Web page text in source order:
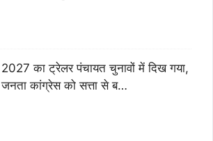
2027 का ट्रेलर पंचायत चुनावों में दिख गया,
जनता कांग्रेस को सत्ता से ब…